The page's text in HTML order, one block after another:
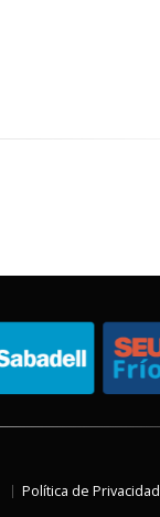
Política de Privacidad